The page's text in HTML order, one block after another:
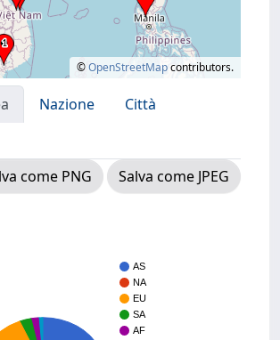
©OpenStreetMapcontributors.
Nazione
Città
come PNG
Salva come JPEG
AS
NA
EU
SA
AF